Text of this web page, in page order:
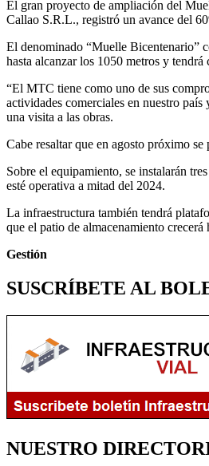
El gran proyecto de ampliación del
Callao S.R.L., registró un avance del
El denominado “Muelle Bicentenario”
hasta alcanzar los 1050 metros y
“El MTC tiene como uno de sus
actividades comerciales en nuestro
una visita a las obras.
Cabe resaltar que en agosto próximo
Sobre el equipamiento, se instalarán
esté operativa a mitad del 2024.
La infraestructura también tendrá
que el patio de almacenamiento crecerá
Gestión
SUSCRÍBETE AL
NUESTRO